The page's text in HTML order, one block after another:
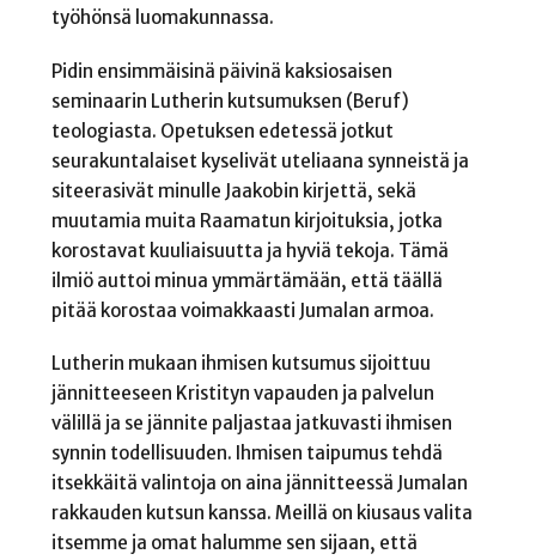
työhönsä luomakunnassa.
Pidin ensimmäisinä päivinä kaksiosaisen
seminaarin Lutherin kutsumuksen (Beruf)
teologiasta. Opetuksen edetessä jotkut
seurakuntalaiset kyselivät uteliaana synneistä ja
siteerasivät minulle Jaakobin kirjettä, sekä
muutamia muita Raamatun kirjoituksia, jotka
korostavat kuuliaisuutta ja hyviä tekoja. Tämä
ilmiö auttoi minua ymmärtämään, että täällä
pitää korostaa voimakkaasti Jumalan armoa.
Lutherin mukaan ihmisen kutsumus sijoittuu
jännitteeseen Kristityn vapauden ja palvelun
välillä ja se jännite paljastaa jatkuvasti ihmisen
synnin todellisuuden. Ihmisen taipumus tehdä
itsekkäitä valintoja on aina jännitteessä Jumalan
rakkauden kutsun kanssa. Meillä on kiusaus valita
itsemme ja omat halumme sen sijaan, että